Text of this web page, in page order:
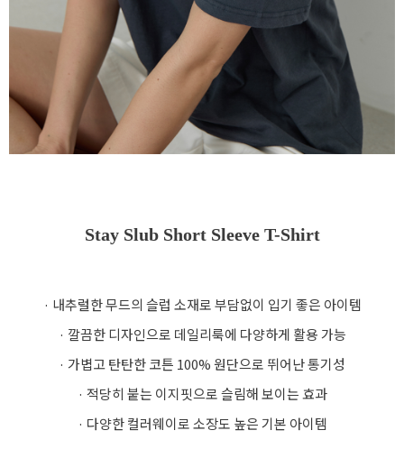
Stay Slub Short Sleeve T-Shirt
· 내추럴한 무드의 슬럽 소재로 부담없이 입기 좋은 아이템
· 깔끔한 디자인으로 데일리룩에 다양하게 활용 가능
· 가볍고 탄탄한 코튼 100% 원단으로 뛰어난 통기성
· 적당히 붙는 이지핏으로 슬림해 보이는 효과
· 다양한 컬러웨이로 소장도 높은 기본 아이템